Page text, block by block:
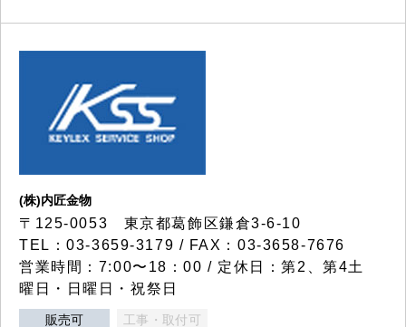
(株)内匠金物
〒125-0053 東京都葛飾区鎌倉3-6-10
TEL：03-3659-3179 / FAX：03-3658-7676
営業時間：7:00〜18：00 / 定休日：第2、第4土
曜日・日曜日・祝祭日
販売可 工事・取付可